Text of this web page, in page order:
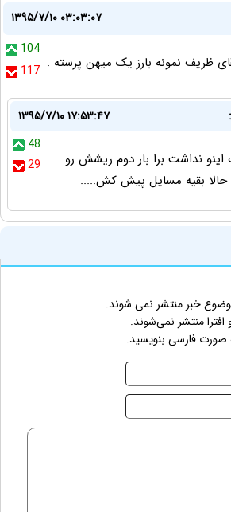
۱۳۹۵/۷/۱۰ ۰۳:۰۳:۰۷
104
117 ظریف نمونه بارز یک میهن پرسته .
۱۳۹۵/۷/۱۰ ۱۷:۵۳:۴۷
48
29
نداشت برا بار دوم ریشش رو
خبر منتشر نمی شوند.
منتشر نمی‌شوند.
صورت فارسی بنویسید.